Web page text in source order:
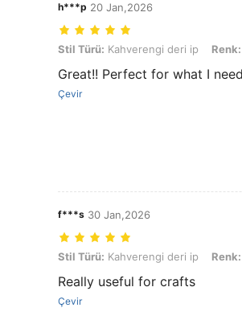
h***p 20 Jan,2026
Stil Türü: Kahverengi deri ip, Renk: düz
Stil Türü: Kahverengi deri ip Renk:
Great!! Perfect for what I
Çevir
f***s 30 Jan,2026
Stil Türü: Kahverengi deri ip, Renk: düz
Stil Türü: Kahverengi deri ip Renk:
Really useful for crafts
Çevir